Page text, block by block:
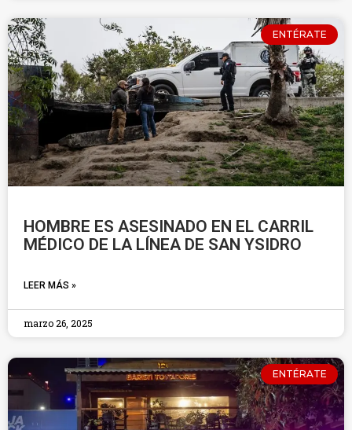
ENTÉRATE
HOMBRE ES ASESINADO EN EL CARRIL
MÉDICO DE LA LÍNEA DE SAN YSIDRO
LEER MÁS »
marzo 26, 2025
ENTÉRATE